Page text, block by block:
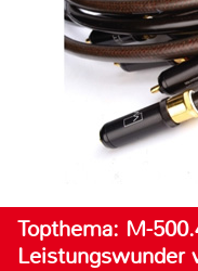
Topthema: M-
Leistungswunder